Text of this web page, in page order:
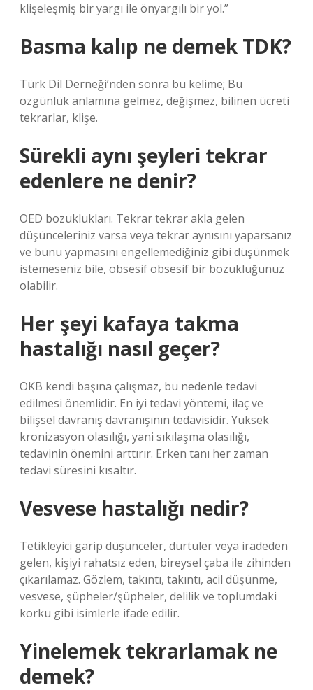
klişeleşmiş bir yargı ile önyargılı bir yol.”
Basma kalıp ne demek TDK?
Türk Dil Derneği’nden sonra bu kelime; Bu
özgünlük anlamına gelmez, değişmez, bilinen ücreti
tekrarlar, klişe.
Sürekli aynı şeyleri tekrar
edenlere ne denir?
OED bozuklukları. Tekrar tekrar akla gelen
düşünceleriniz varsa veya tekrar aynısını yaparsanız
ve bunu yapmasını engellemediğiniz gibi düşünmek
istemeseniz bile, obsesif obsesif bir bozukluğunuz
olabilir.
Her şeyi kafaya takma
hastalığı nasıl geçer?
OKB kendi başına çalışmaz, bu nedenle tedavi
edilmesi önemlidir. En iyi tedavi yöntemi, ilaç ve
bilişsel davranış davranışının tedavisidir. Yüksek
kronizasyon olasılığı, yani sıkılaşma olasılığı,
tedavinin önemini arttırır. Erken tanı her zaman
tedavi süresini kısaltır.
Vesvese hastalığı nedir?
Tetikleyici garip düşünceler, dürtüler veya iradeden
gelen, kişiyi rahatsız eden, bireysel çaba ile zihinden
çıkarılamaz. Gözlem, takıntı, takıntı, acil düşünme,
vesvese, şüpheler/şüpheler, delilik ve toplumdaki
korku gibi isimlerle ifade edilir.
Yinelemek tekrarlamak ne
demek?